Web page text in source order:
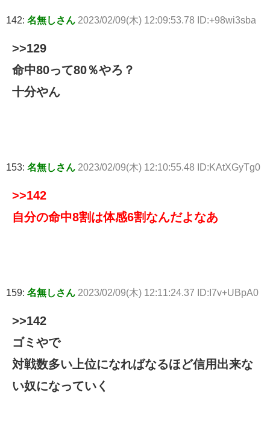
142: 名無しさん 2023/02/09(木) 12:09:53.78 ID:+98wi3sba
>>129
命中80って80％やろ？
十分やん
153: 名無しさん 2023/02/09(木) 12:10:55.48 ID:KAtXGyTg0
>>142
自分の命中8割は体感6割なんだよなあ
159: 名無しさん 2023/02/09(木) 12:11:24.37 ID:I7v+UBpA0
>>142
ゴミやで
対戦数多い上位になればなるほど信用出来な
い奴になっていく